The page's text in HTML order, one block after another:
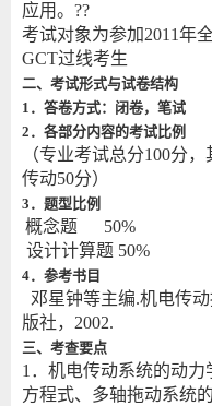
应用。??
考试对象为参加2011年
GCT过线考生
二、考试形式与试卷结构
1 ．答卷方式：闭卷，笔试
2 ．各部分内容的考试比例
（专业考试总分100分
传动50分）
3 ．题型比例
概念题 50%
设计计算题 50%
4．参考书目
邓星钟等主编.机电传
版社，2002.
三、考查要点
1．机电传动系统的动
方程式、多轴拖动系统